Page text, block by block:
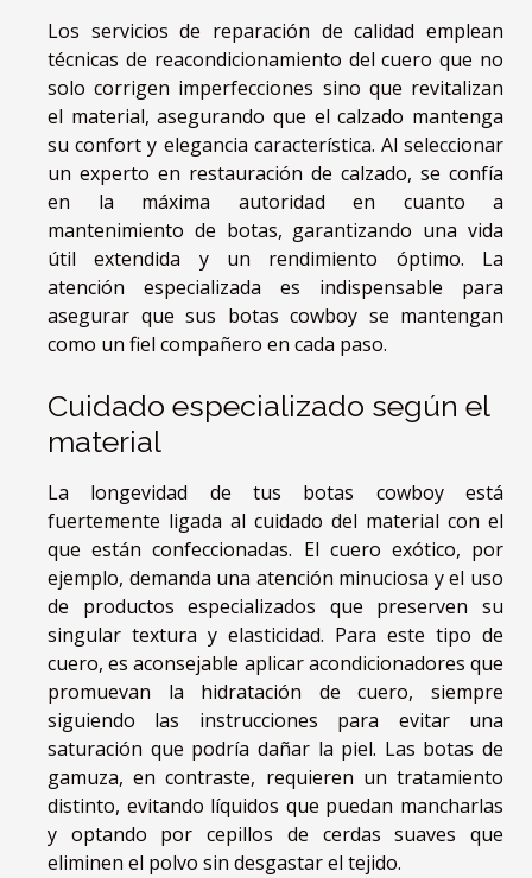
Los servicios de reparación de calidad emplean
técnicas de reacondicionamiento del cuero que no
solo corrigen imperfecciones sino que revitalizan
el material, asegurando que el calzado mantenga
su confort y elegancia característica. Al seleccionar
un experto en restauración de calzado, se confía
en la máxima autoridad en cuanto a
mantenimiento de botas, garantizando una vida
útil extendida y un rendimiento óptimo. La
atención especializada es indispensable para
asegurar que sus botas cowboy se mantengan
como un fiel compañero en cada paso.
Cuidado especializado según el
material
La longevidad de tus botas cowboy está
fuertemente ligada al cuidado del material con el
que están confeccionadas. El cuero exótico, por
ejemplo, demanda una atención minuciosa y el uso
de productos especializados que preserven su
singular textura y elasticidad. Para este tipo de
cuero, es aconsejable aplicar acondicionadores que
promuevan la hidratación de cuero, siempre
siguiendo las instrucciones para evitar una
saturación que podría dañar la piel. Las botas de
gamuza, en contraste, requieren un tratamiento
distinto, evitando líquidos que puedan mancharlas
y optando por cepillos de cerdas suaves que
eliminen el polvo sin desgastar el tejido.